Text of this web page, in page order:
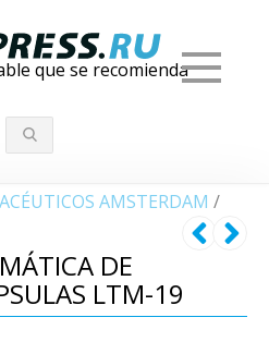
que se recomienda
AMSTERDAM /
DE
LTM-19